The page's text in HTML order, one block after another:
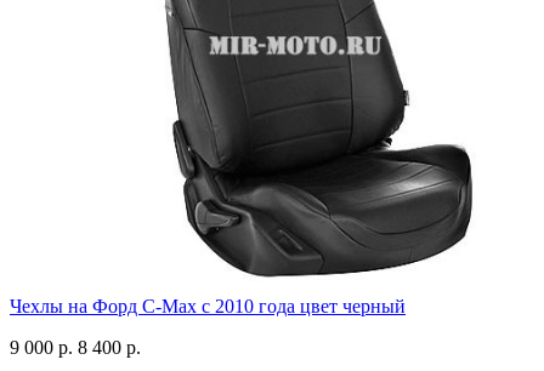
Чехлы на Форд C-Max с 2010 года цвет черный
9 000 р. 8 400 р.